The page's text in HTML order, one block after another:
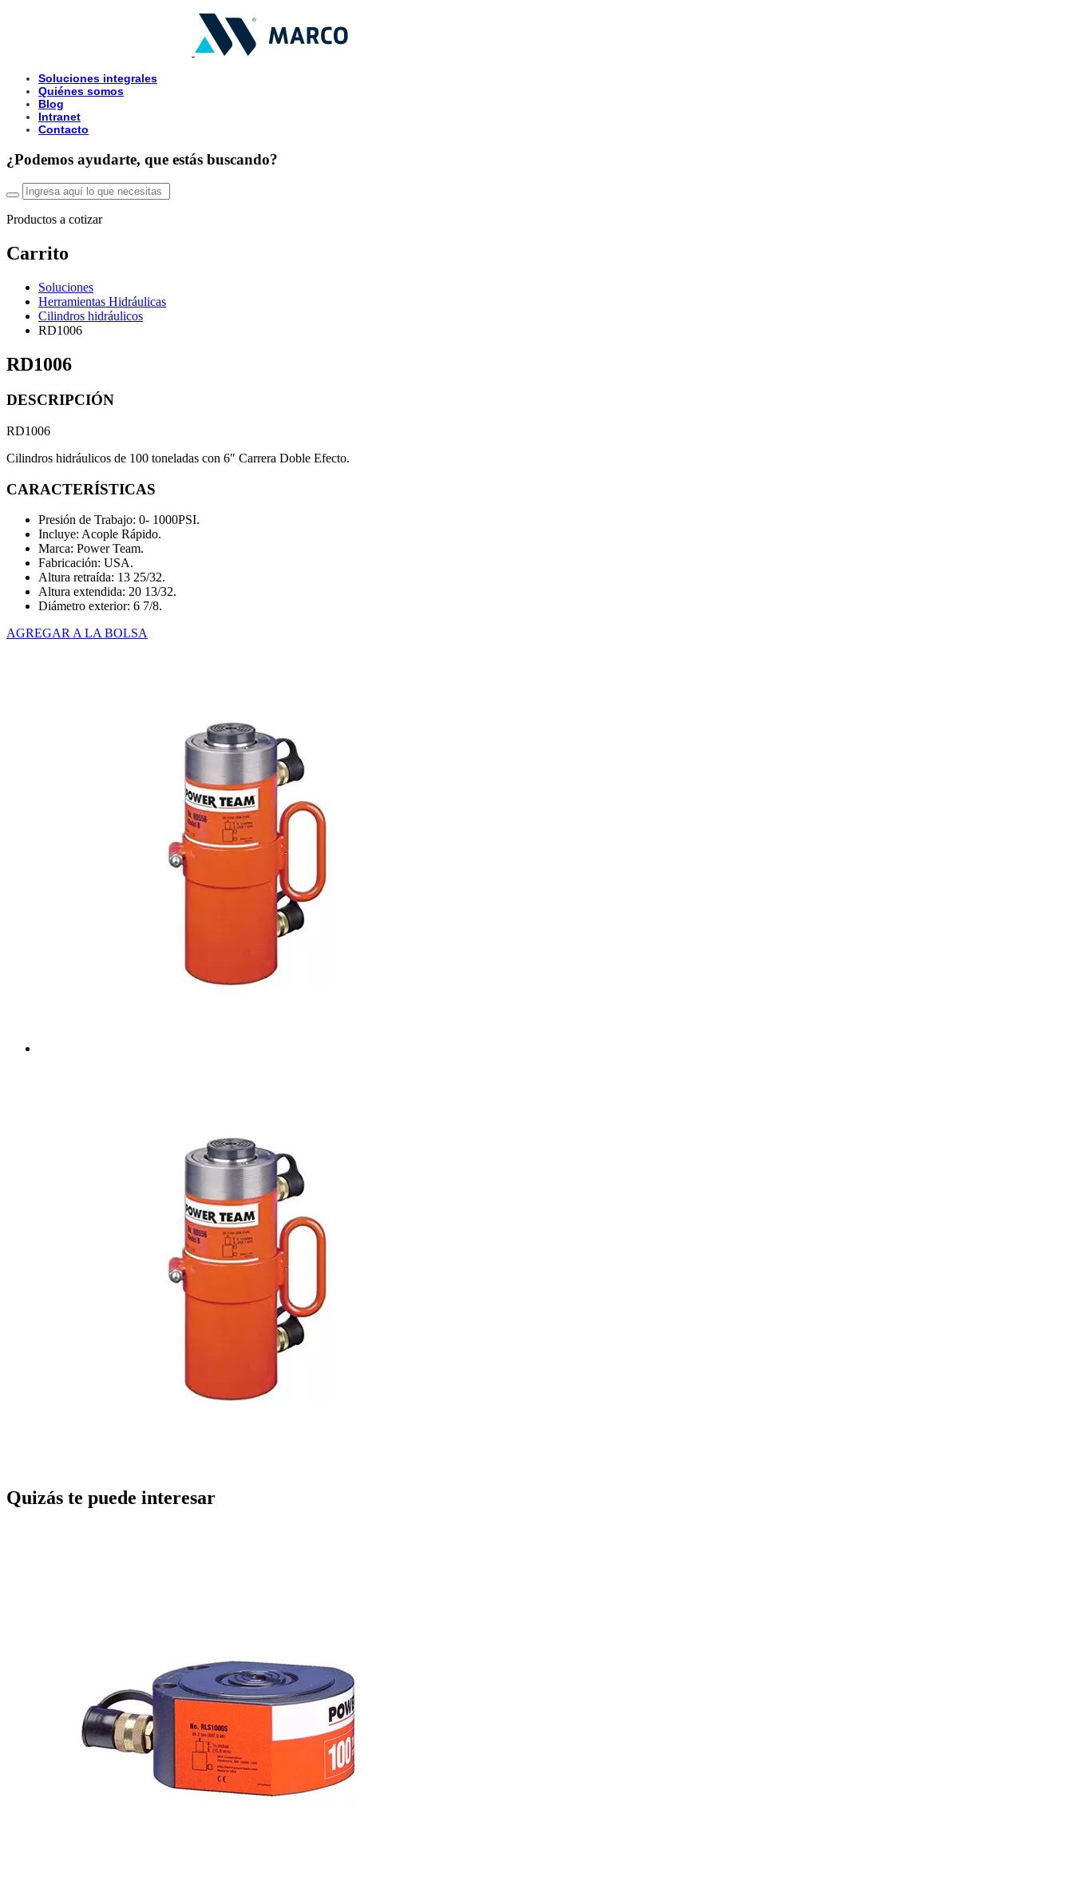
Soluciones integrales
Quiénes somos
Blog
Intranet
Contacto
¿Podemos ayudarte, que estás buscando?
Productos a cotizar
Carrito
Soluciones
Herramientas Hidráulicas
Cilindros hidráulicos
RD1006
RD1006
DESCRIPCIÓN
RD1006
Cilindros hidráulicos de 100 toneladas con 6″ Carrera Doble Efecto.
CARACTERÍSTICAS
Presión de Trabajo: 0- 1000PSI.
Incluye: Acople Rápido.
Marca: Power Team.
Fabricación: USA.
Altura retraída: 13 25/32.
Altura extendida: 20 13/32.
Diámetro exterior: 6 7/8.
AGREGAR A LA BOLSA
Quizás te puede interesar